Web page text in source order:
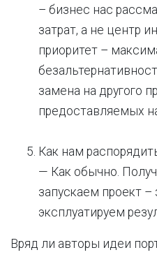
– бизнес нас
затрат, а не центр
приоритет –
замена на другого
предоставляемых
Как нам
— Как обычно.
запускаем проект
эксплуатируем
Вряд ли авторы идеи